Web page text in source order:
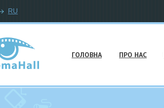
RU
ГОЛОВНА ПРО НАС